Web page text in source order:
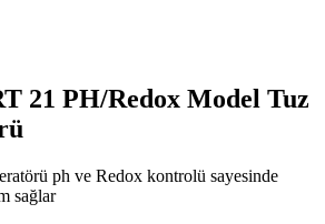
21 PH/Redox Model Tuz
ph ve Redox kontrolü sayesinde
sağlar